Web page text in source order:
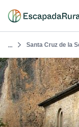
... Santa Cruz de la